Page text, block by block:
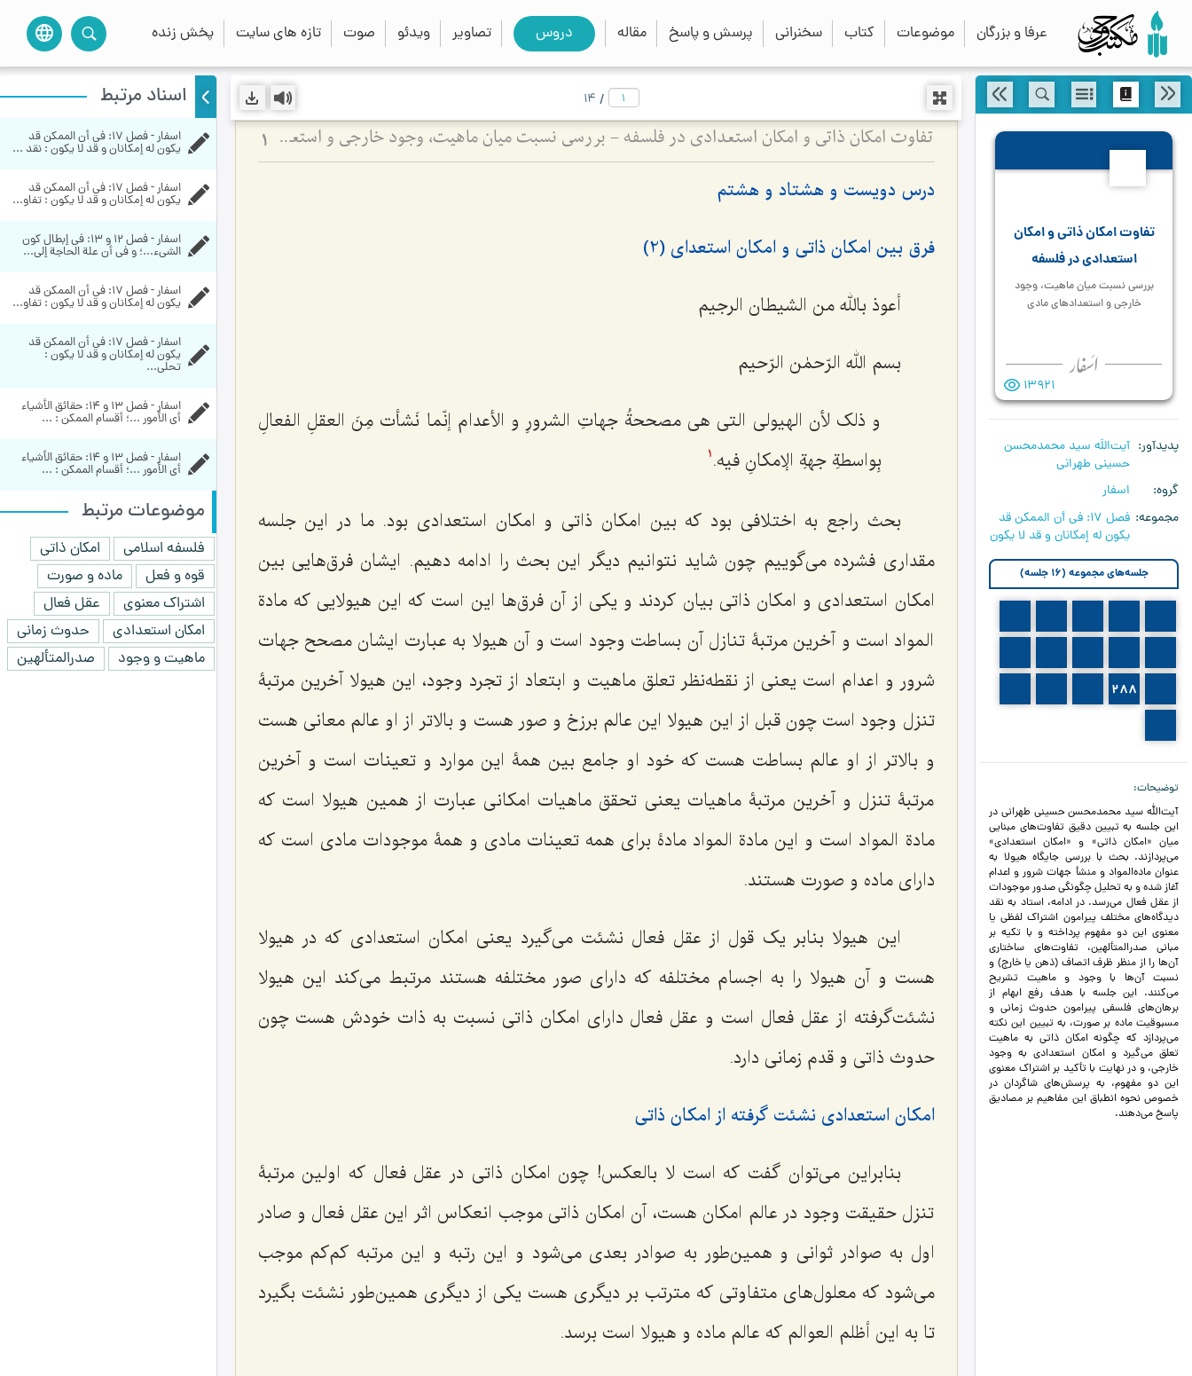
عرفا و بزرگان موضوعات کتاب سخنرانی پرسش و پاسخ مقاله دروس تصاویر ویدئو صوت تازه های سایت پخش زنده language search
close
تفاوت امکان ذاتی و امکان
استعدادی در فلسفه
بررسی نسبت میان ماهیت، وجود
خارجی و استعدادهای مادی
13921
پدیدآور
آیت‌اللَه سید محمدمحسن
حسینی طهرانی
گروه
اسفار
مجموعه
فصل 17: في أن الممكن قد
يكون له إمكانان و قد لا يكون‏
جلسه‌های مجموعه (16 جلسه)
288
توضیحات
آیت‌الله سید محمدمحسن حسینی طهرانی در
این جلسه به تبیین دقیق تفاوت‌های مبنایی
میان «امکان ذاتی» و «امکان استعدادی»
می‌پردازند. بحث با بررسی جایگاه هیولا به
عنوان ماده‌المواد و منشأ جهات شرور و اعدام
آغاز شده و به تحلیل چگونگی صدور موجودات
از عقل فعال می‌رسد. در ادامه، استاد به نقد
دیدگاه‌های مختلف پیرامون اشتراک لفظی یا
معنوی این دو مفهوم پرداخته و با تکیه بر
مبانی صدرالمتألهین، تفاوت‌های ساختاری
آن‌ها را از منظر ظرف اتصاف (ذهن یا خارج) و
نسبت آن‌ها با وجود و ماهیت تشریح
می‌کنند. این جلسه با هدف رفع ابهام از
برهان‌های فلسفی پیرامون حدوث زمانی و
مسبوقیت ماده بر صورت، به تبیین این نکته
می‌پردازد که چگونه امکان ذاتی به ماهیت
تعلق می‌گیرد و امکان استعدادی به وجود
خارجی، و در نهایت با تأکید بر اشتراک معنوی
این دو مفهوم، به پرسش‌های شاگردان در
خصوص نحوه انطباق این مفاهیم بر مصادیق
پاسخ می‌دهند.
/
14
تفاوت امکان ذاتی و امکان استعدادی در فلسفه - بررسی نسبت میان ماهیت، وجود خارجی و استعدادهای مادی 1
درس دویست و هشتاد و هشتم
فرق بین امکان ذاتی و امکان استعدای (2)
أعوذ بالله من الشیطان الرجیم
بسم الله الرّحمٰن الرّحیم
و ذلک لأن الهیولى التی هی مصححةُ جهاتِ الشرورِ و الأعدام إنّما نَشأت مِنَ العقلِ الفعالِ
بِواسطةِ جهةِ الإمکانِ فیه. 1
بحث راجع به اختلافی بود که بین امکان ذاتی و امکان استعدادی بود. ما در این جلسه
مقداری فشرده می‌گوییم چون شاید نتوانیم دیگر این بحث را ادامه دهیم. ایشان فرق‌هایی بین
امکان استعدادی و امکان ذاتی بیان کردند و یکی از آن فرق‌ها این است که این هیولایی که مادة
‌المواد است و آخرین مرتبۀ تنازل آن بساطت وجود است و آن هیولا به عبارت ایشان مصحح جهات
شرور و اعدام است یعنی از نقطه‌نظر تعلق ماهیت و ابتعاد از تجرد وجود، این هیولا آخرین مرتبۀ
تنزل وجود است چون قبل از این هیولا این عالم برزخ و صور هست و بالاتر از او عالم معانی هست
و بالاتر از او عالم بساطت هست که خود او جامع بین همۀ این موارد و تعینات است و آخرین
مرتبۀ تنزل و آخرین مرتبۀ ماهیات یعنی تحقق ماهیات امکانی عبارت از همین هیولا است که
مادة المواد است و این مادة المواد مادۀ برای همه تعینات مادی و همۀ موجودات مادی است که
دارای ماده و صورت هستند.
این هیولا بنابر یک قول از عقل فعال نشئت می‌گیرد یعنی امکان استعدادی که در هیولا
هست و آن هیولا را به اجسام مختلفه که دارای صور مختلفه هستند مرتبط می‌کند این هیولا
نشئت‌گرفته از عقل فعال است و عقل فعال دارای امکان ذاتی نسبت به ذات خودش هست چون
حدوث ذاتی و قدم زمانی دارد.
امکان استعدادی نشئت ‌گرفته از امکان ذاتی
بنابراین می‌توان گفت که است لا بالعکس! چون امکان ذاتی در عقل فعال که اولین مرتبۀ
تنزل حقیقت وجود در عالم امکان هست، آن امکان ذاتی موجب انعکاس اثر این عقل فعال و صادر
اول به صوادر ثوانی و همین‌طور به صوادر بعدی می‌شود و این رتبه و این مرتبه کم‌کم موجب
می‌شود که معلول‌های متفاوتی که مترتب بر دیگری هست یکی از دیگری همین‌طور نشئت بگیرد
تا به این أظلم العوالم که عالم ماده و هیولا است برسد.
اسناد مرتبط
يكون له إمكانان و قد لا يكون‏ : نقد ...
يكون له إمكانان و قد لا يكون‏ : تفاو...
الشي‏ء...؛ و في أن علة الحاجة إلى...
يكون له إمكانان و قد لا يكون‏ : تفاو...
تحلی...
أي الأمور ...؛ أقسام الممکن‏ : ...
أي الأمور ...؛ أقسام الممکن‏ : ...
موضوعات مرتبط
فلسفه اسلامی
امکان ذاتی
قوه و فعل
ماده و صورت
اشتراک معنوی
عقل فعال
امکان استعدادی
حدوث زمانی
ماهیت و وجود
صدرالمتألهین